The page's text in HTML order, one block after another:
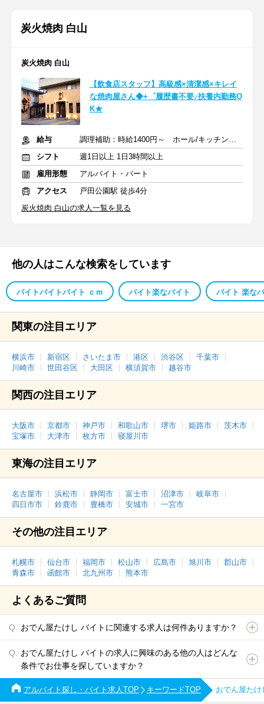
炭火焼肉 白山
炭火焼肉 白山
【飲食店スタッフ】高級感×清潔感×キレイ
な焼肉屋さん◆+゜履歴書不要♪扶養内勤務O
K★
給与
調理補助：時給1400円～ ホール/キッチン：時給1150円～
シフト
週1日以上 1日3時間以上
雇用形態
アルバイト・パート
アクセス
戸田公園駅 徒歩4分
炭火焼肉 白山の求人一覧を見る
他の人はこんな検索をしています
バイトバイトバイト ｃｍ バイト楽なバイト バイト 楽な
関東の注目エリア
横浜市 新宿区 さいたま市 港区 渋谷区
千葉市
川崎市
世田谷区 大田区 横須賀市 越谷市
関西の注目エリア
大阪市 京都市 神戸市 和歌山市 堺市 姫路市
茨木市
宝塚市
大津市 枚方市 寝屋川市
東海の注目エリア
名古屋市 浜松市 静岡市 富士市 沼津市
岐阜市
四日市市
鈴鹿市 豊橋市 安城市 一宮市
その他の注目エリア
札幌市 仙台市 福岡市 松山市 広島市 旭川市
郡山市
青森市
函館市 北九州市 熊本市
よくあるご質問
おでん屋たけし バイトに関連する求人は何件ありますか？
おでん屋たけし バイトの求人に興味のある他の人はどんな
条件でお仕事を探していますか？
アルバイト探し・バイト求人TOP キーワードTOP おでん屋た